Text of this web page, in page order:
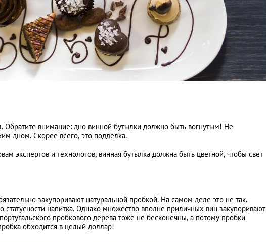
. Обратите внимание: дно винной бутылки должно быть вогнутым! Не
дном. Скорее всего, это подделка.
экспертов и технологов, винная бутылка должна быть цветной, чтобы свет
закупоривают натуральной пробкой. На самом деле это не так.
статусности напитка. Однако множество вполне приличных вин закупоривают
пробкового дерева тоже не бесконечны, а потому пробки
обходится в целый доллар!